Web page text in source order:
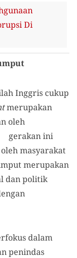
Di
Inggris cukup
merupakan
oleh
gerakan ini
masyarakat
merupakan
dan politik
dalam
penindas